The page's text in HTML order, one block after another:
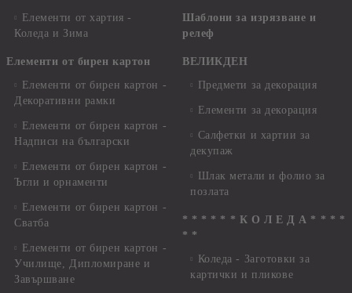
Елементи от хартия -
Коледа и Зима
Елементи от бирен картон
Елементи от бирен картон -
Декоративни рамки
Елементи от бирен картон -
Надписи на български
Елементи от бирен картон -
Ъгли и орнаменти
Елементи от бирен картон -
Сватба
Елементи от бирен картон -
Училище, Дипломиране и
Завършване
Шаблони за изрязване и
релеф
ВЕЛИКДЕН
Предмети за декорация
Елементи за декорация
Салфетки и хартии за
декупаж
Шлак метали и фолио за
позлата
* * * * * * К О Л Е Д А * * * *
* *
Коледа - Заготовки за
картички и пликове